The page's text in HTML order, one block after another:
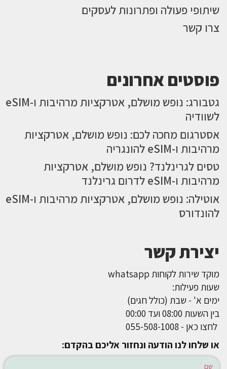
שיתופי פעולה ופתרונות לעסקים
צרו קשר
פוסטים אחרונים
גטבורג: נופש מושלם, אטרקציות מרהיבות ו-eSIM
לשוודיה
אסטרגום מחכה לכם: נופש מושלם, אטרקציות
מרהיבות ו-eSIM להונגריה
טסים לגרינלנד? נופש מושלם, אטרקציות
מרהיבות ו-eSIM לדרום גרינלנד
אוטילה: נופש מושלם, אטרקציות מרהיבות ו-eSIM
להונדורס
יצירת קשר
מוקד שירות לקוחות whatsapp
שעות פעילות:
ימים א' - שבת (כולל חגים)
בין השעות 08:00 ועד 00:00
לחצו כאן - 055-508-1008
או שלחו לנו הודעה ונחזור אליכם בהקדם: